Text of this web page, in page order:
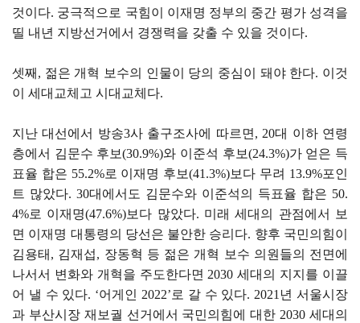
것이다. 궁극적으로 국힘이 이재명 정부의 중간 평가 성격을
띨 내년 지방선거에서 경쟁력을 갖출 수 있을 것이다.
셋째, 젊은 개혁 보수의 인물이 당의 중심이 돼야 한다. 이것
이 세대교체고 시대교체다.
지난 대선에서 방송3사 출구조사에 따르면, 20대 이하 연령
층에서 김문수 후보(30.9%)와 이준석 후보(24.3%)가 얻은 득
표율 합은 55.2%로 이재명 후보(41.3%)보다 무려 13.9%포인
트 많았다. 30대에서도 김문수와 이준석의 득표율 합은 50.
4%로 이재명(47.6%)보다 많았다. 미래 세대의 관점에서 보
면 이재명 대통령의 당선은 불안한 승리다. 향후 국민의힘이
김용태, 김재섭, 장동혁 등 젊은 개혁 보수 의원들의 전면에
나서서 변화와 개혁을 주도한다면 2030 세대의 지지를 이끌
어 낼 수 있다. ‘어게인 2022’로 갈 수 있다. 2021년 서울시장
과 부산시장 재보궐 선거에서 국민의힘에 대한 2030 세대의